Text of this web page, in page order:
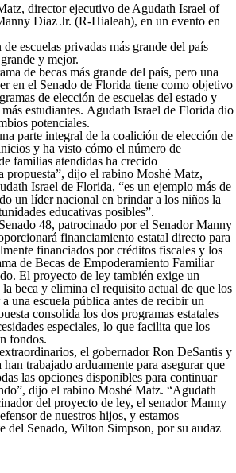
director ejecutivo de Agudath Israel of
Diaz Jr. (R-Hialeah), en un evento en
escuelas privadas más grande del país
y mejor.
de becas más grande del país, pero una
en el Senado de Florida tiene como objetivo
de elección de escuelas del estado y
estudiantes. Agudath Israel de Florida dio
potenciales.
parte integral de la coalición de elección de
y ha visto cómo el número de
familias atendidas ha crecido
propuesta”, dijo el rabino Moshé Matz,
Israel de Florida, “es un ejemplo más de
un líder nacional en brindar a los niños la
educativas posibles”.
48, patrocinado por el Senador Manny
financiamiento estatal directo para
financiados por créditos fiscales y los
de Becas de Empoderamiento Familiar
El proyecto de ley también exige un
beca y elimina el requisito actual de que los
una escuela pública antes de recibir un
consolida los dos programas estatales
especiales, lo que facilita que los
fondos.
el gobernador Ron DeSantis y
trabajado arduamente para asegurar que
las opciones disponibles para continuar
dijo el rabino Moshé Matz. “Agudath
del proyecto de ley, el senador Manny
de nuestros hijos, y estamos
del Senado, Wilton Simpson, por su audaz